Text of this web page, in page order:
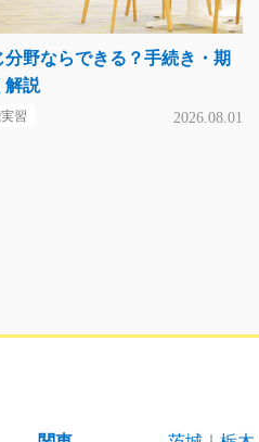
野ならできる？手続き・期
解説
習 2026.08.01